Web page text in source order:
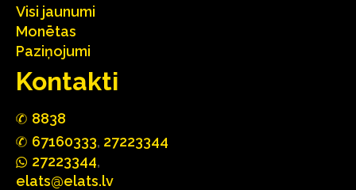
Visi jaunumi
Monētas
Paziņojumi
Kontakti
8838
67160333, 27223344
27223344,
elats@elats.lv